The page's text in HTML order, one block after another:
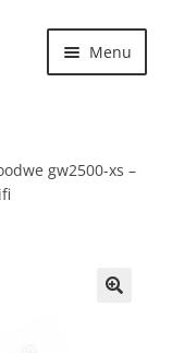
Menu
gw2500-xs –